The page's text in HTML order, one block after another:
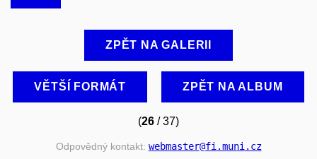
ZPĚT NA GALERII
VĚTŠÍ FORMÁT ZPĚT NA ALBUM
(26 / 37)
Odpovědný kontakt: webmaster@fi.muni.cz